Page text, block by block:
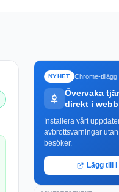
NYHET Chrome-tillägg
Övervaka
direkt i
Installera vårt
avbrottsvarningar
besöker.
Lägg till